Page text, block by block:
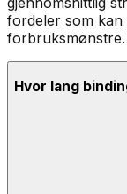
fordeler som kan
forbruksmønstre.
Hvor lang